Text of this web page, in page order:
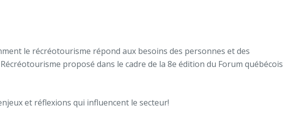
le récréotourisme répond aux besoins des personnes et des
proposé dans le cadre de la 8e édition du Forum québécois
et réflexions qui influencent le secteur!